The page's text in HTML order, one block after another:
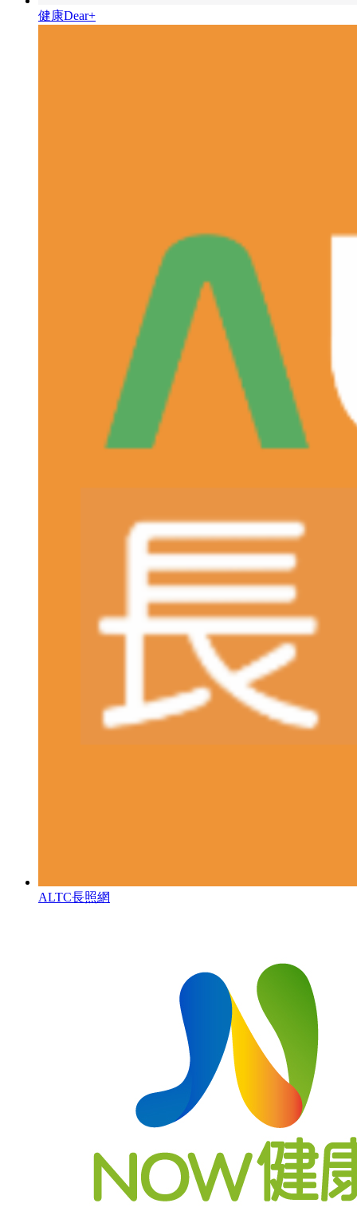
健康Dear+
ALTC長照網